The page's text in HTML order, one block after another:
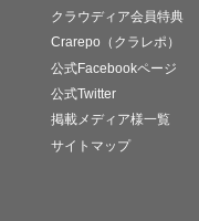
クラウディア会員特典
Crarepo（クラレポ）
公式Facebookページ
公式Twitter
掲載メディア様一覧
サイトマップ